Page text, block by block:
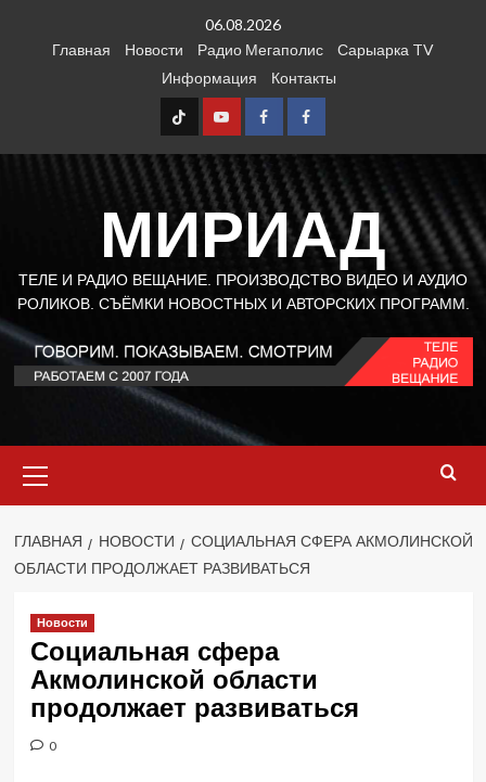
06.08.2026
Главная
Новости Радио Мегаполис
Сарыарка TV
Информация
Контакты
TT Youtube
FB1 FB2
МИРИАД
ТЕЛЕ И РАДИО ВЕЩАНИЕ. ПРОИЗВОДСТВО ВИДЕО И АУДИО
РОЛИКОВ. СЪЁМКИ НОВОСТНЫХ И АВТОРСКИХ ПРОГРАММ.
меню
ГЛАВНАЯ НОВОСТИ
СОЦИАЛЬНАЯ СФЕРА АКМОЛИНСКОЙ
ОБЛАСТИ ПРОДОЛЖАЕТ РАЗВИВАТЬСЯ
Новости
Социальная сфера
Акмолинской области
продолжает развиваться
0